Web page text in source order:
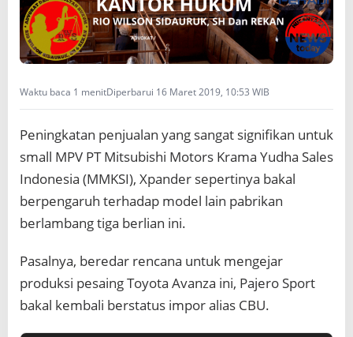
m
p
o
r
e
a
P
a
j
e
S
p
o
r
t
Waktu baca 1 menitDiperbarui 16 Maret 2019, 10:53 WIB
Peningkatan penjualan yang sangat signifikan untuk
small MPV PT Mitsubishi Motors Krama Yudha Sales
Indonesia (MMKSI), Xpander sepertinya bakal
berpengaruh terhadap model lain pabrikan
berlambang tiga berlian ini.
Pasalnya, beredar rencana untuk mengejar
produksi pesaing Toyota Avanza ini, Pajero Sport
bakal kembali berstatus impor alias CBU.